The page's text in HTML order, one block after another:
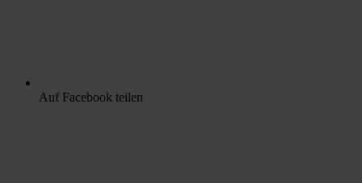
Auf Facebook teilen